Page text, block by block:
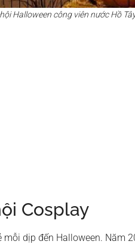
Halloween công viên nước Hồ
Cosplay
dịp đến Halloween. Năm